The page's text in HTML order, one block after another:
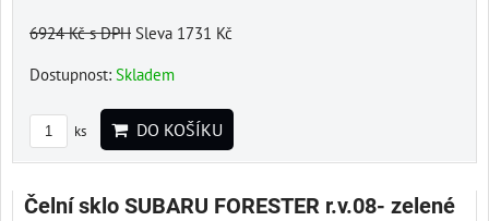
6924 Kčs DPH Sleva 1731 Kč
Dostupnost: Skladem
ks DO KOŠÍKU
Čelní sklo SUBARU FORESTER r.v.08- zelené